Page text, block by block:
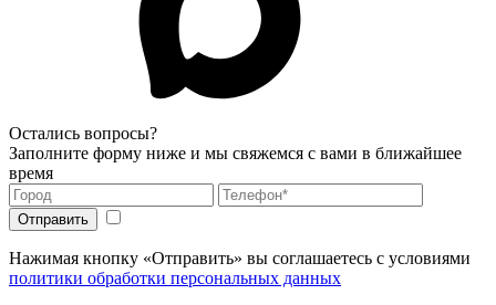
Остались вопросы?
Заполните форму ниже и мы свяжемся с вами в ближайшее
время
Нажимая кнопку «Отправить» вы соглашаетесь с условиями
политики обработки персональных данных